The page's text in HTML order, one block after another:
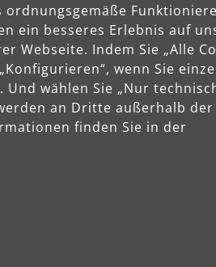
ein besseres Erlebnis auf
Indem Sie „Alle
wenn Sie
wählen Sie „Nur
an Dritte außerhalb der
finden Sie in der